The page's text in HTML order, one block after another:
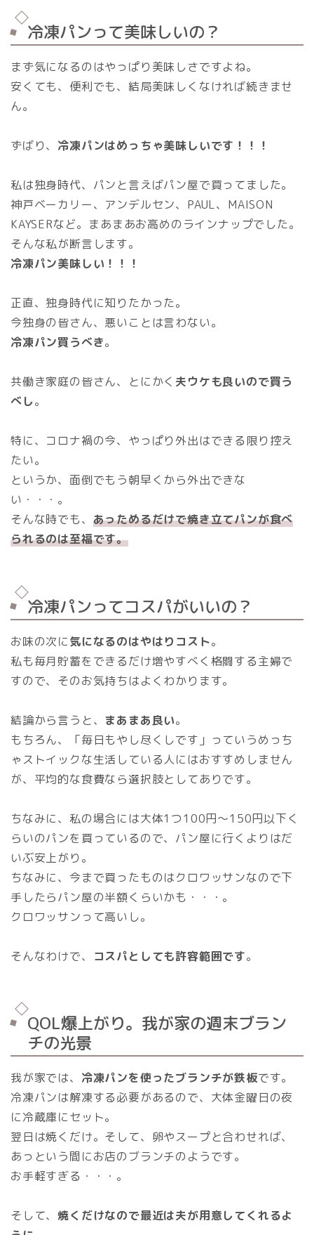
冷凍パンって美味しいの？
まず気になるのはやっぱり美味しさですよね。
安くても、便利でも、結局美味しくなければ続きませ
ん。
ずばり、 冷凍パンはめっちゃ美味しいです！！！
私は独身時代、パンと言えばパン屋で買ってました。
神戸ベーカリー、アンデルセン、PAUL、MAISON
KAYSERなど。まあまあお高めのラインナップでした。
そんな私が断言します。
冷凍パン美味しい！！！
正直、独身時代に知りたかった。
今独身の皆さん、悪いことは言わない。
冷凍パン買うべき。
共働き家庭の皆さん、とにかく 夫ウケも良いので買う
べし。
特に、コロナ禍の今、やっぱり外出はできる限り控え
たい。
というか、面倒でもう朝早くから外出できな
い・・・。
そんな時でも、 あっためるだけで焼き立てパンが食べ
られるのは至福です。
冷凍パンってコスパがいいの？
お味の次に気になるのはやはりコスト。
私も毎月貯蓄をできるだけ増やすべく格闘する主婦で
すので、そのお気持ちはよくわかります。
結論から言うと、 まあまあ良い。
もちろん、「毎日もやし尽くしです」っていうめっち
ゃストイックな生活している人にはおすすめしません
が、平均的な食費なら選択肢としてありです。
ちなみに、私の場合には大体1つ100円～150円以下く
らいのパンを買っているので、パン屋に行くよりはだ
いぶ安上がり。
ちなみに、今まで買ったものはクロワッサンなので下
手したらパン屋の半額くらいかも・・・。
クロワッサンって高いし。
そんなわけで、 コスパとしても許容範囲です。
QOL爆上がり。我が家の週末ブラン
チの光景
我が家では、 冷凍パンを使ったブランチが鉄板です。
冷凍パンは解凍する必要があるので、大体金曜日の夜
に冷蔵庫にセット。
翌日は焼くだけ。そして、卵やスープと合わせれば、
あっという間にお店のブランチのようです。
お手軽すぎる・・・。
そして、焼くだけなので最近は夫が用意してくれるよ